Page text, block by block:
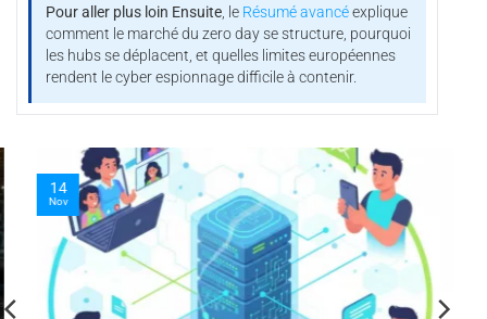
Pour aller plus loin Ensuite, le Résumé avancéexplique
comment le marché du zero day se structure, pourquoi
les hubs se déplacent, et quelles limites européennes
rendent le cyber espionnage difficile à contenir.